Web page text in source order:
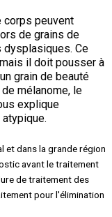
corps peuvent
de grains de
dysplasiques. Ce
il doit pousser à
grain de beauté
mélanome, le
explique